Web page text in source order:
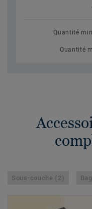
Quantité
Quantité
Sous-couche (2)